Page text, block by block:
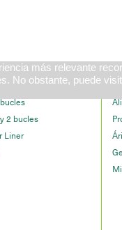
y soluciones
2 bucles
Liner
más relevante
No obstante, puede